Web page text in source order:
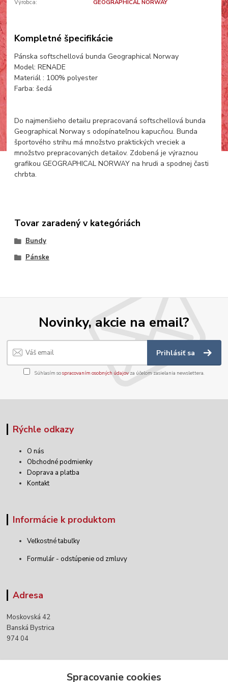
Výrobca:
GEOGRAPHICAL NORWAY
Kompletné špecifikácie
Pánska softschellová bunda Geographical Norway
Model: RENADE
Materiál : 100% polyester
Farba: šedá
Do najmenšieho detailu prepracovaná softschellová bunda
Geographical Norway s odopínateľnou kapucňou. Bunda
športového strihu má množstvo praktických vreciek a
množstvo prepracovaných detailov. Zdobená je výraznou
grafikou GEOGRAPHICAL NORWAY na hrudi a spodnej časti
chrbta.
Tovar zaradený v kategóriách
Bundy
Pánske
Novinky, akcie na email?
Prihlásiť sa
Súhlasím sospracovaním osobných údajov za účelom zasielania newslettera.
Rýchle odkazy
O nás
Obchodné podmienky
Doprava a platba
Kontakt
Informácie k produktom
Veľkostné tabuľky
Formulár - odstúpenie od zmluvy
Adresa
Moskovská 42
Banská Bystrica
974 04
Spracovanie cookies